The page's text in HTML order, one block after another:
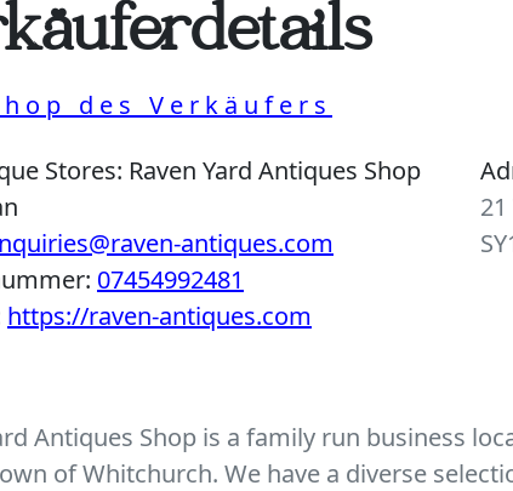
des Verkäufers
Stores: Raven Yard Antiques Shop
antiques.com
07454992481
https://raven-antiques.com
Antiques Shop is a family run business
of Whitchurch. We have a diverse